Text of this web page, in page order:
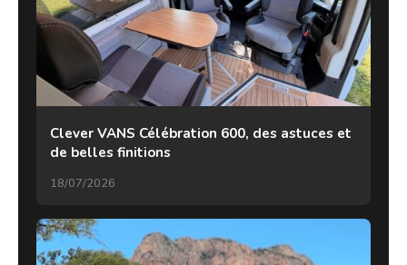
Clever VANS Célébration 600, des astuces et
de belles finitions
18/07/2026